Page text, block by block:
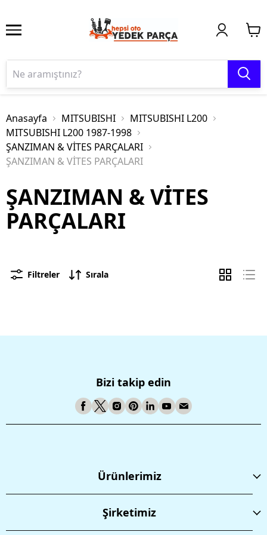
Anasayfa MITSUBISHI
MITSUBISHI L200
MITSUBISHI L200 1987-1998
ŞANZIMAN & VİTES PARÇALARI
ŞANZIMAN & VİTES PARÇALARI
ŞANZIMAN & VİTES
PARÇALARI
Filtreler Sırala
Bizi takip edin
Ürünlerimiz
Şirketimiz